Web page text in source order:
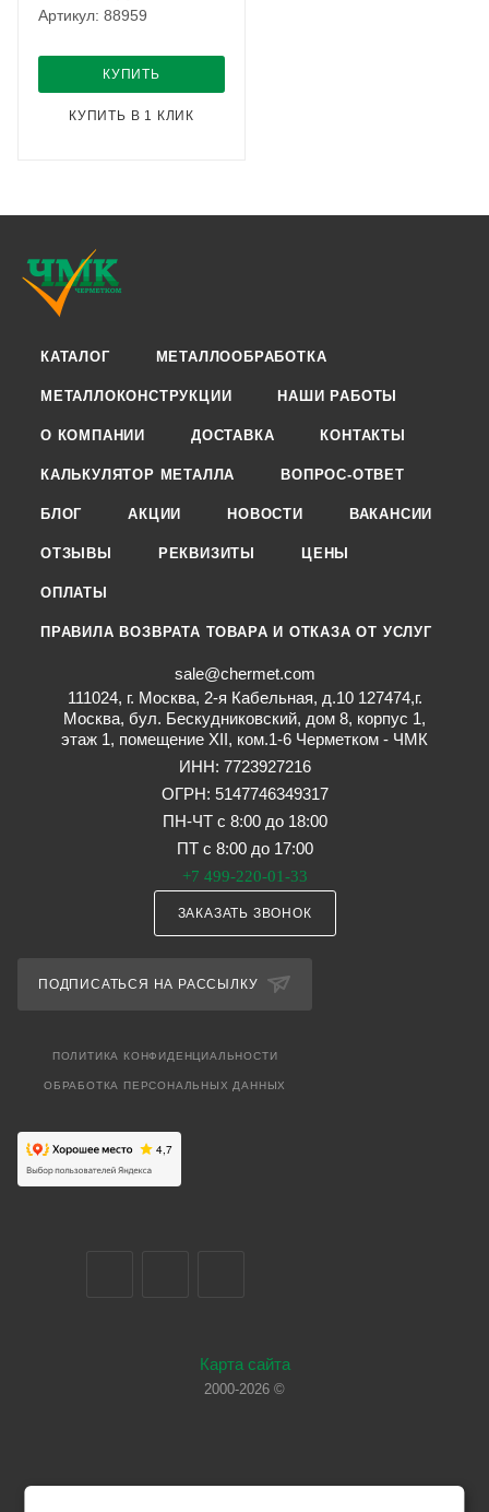
Артикул: 88959
КУПИТЬ
КУПИТЬ В 1 КЛИК
КАТАЛОГ МЕТАЛЛООБРАБОТКА
МЕТАЛЛОКОНСТРУКЦИИ НАШИ РАБОТЫ
О КОМПАНИИ ДОСТАВКА КОНТАКТЫ
КАЛЬКУЛЯТОР МЕТАЛЛА ВОПРОС-ОТВЕТ
БЛОГ АКЦИИ НОВОСТИ ВАКАНСИИ
ОТЗЫВЫ РЕКВИЗИТЫ ЦЕНЫ
ОПЛАТЫ
ПРАВИЛА ВОЗВРАТА ТОВАРА И ОТКАЗА ОТ УСЛУГ
sale@chermet.com
111024, г. Москва, 2-я Кабельная, д.10 127474,г.
Москва, бул. Бескудниковский, дом 8, корпус 1,
этаж 1, помещение XII, ком.1-6 Черметком - ЧМК
ИНН: 7723927216
ОГРН: 5147746349317
ПН-ЧТ с 8:00 до 18:00
ПТ с 8:00 до 17:00
+7 499-220-01-33
ЗАКАЗАТЬ ЗВОНОК
ПОДПИСАТЬСЯ НА РАССЫЛКУ
ПОЛИТИКА КОНФИДЕНЦИАЛЬНОСТИ
ОБРАБОТКА ПЕРСОНАЛЬНЫХ ДАННЫХ
Карта сайта
2000-2026 ©